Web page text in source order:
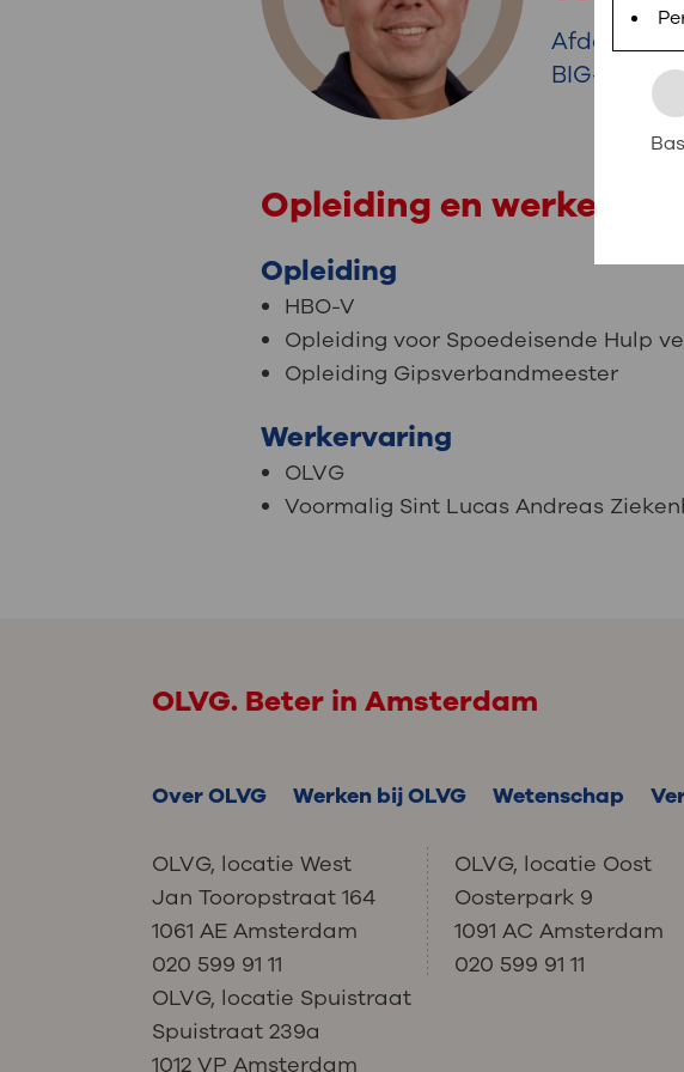
Uw bezoek aan
Uw verblijf in OLVG
Werken bij OLVG
Contact
steeds verder uit, zodat u zelf meer digitaal kunt
we u sneller helpen.
Direct naar MijnOLVG
Afdeling:
BIG-
Opleiding en
Opleiding
HBO-V
Opleiding voor Spoedeisende Hulp
Opleiding Gipsverbandmeester
Werkervaring
OLVG
Voormalig Sint Lucas Andreas
OLVG. Beter in Amsterdam
Over OLVG Werken bij OLVG Wetenschap
OLVG, locatie West
Jan Tooropstraat 164
1061 AE Amsterdam
020 599 91 11
OLVG, locatie Oost
Oosterpark 9
1091 AC Amsterdam
020 599 91 11
OLVG, locatie Spuistraat
Spuistraat 239a
1012 VP Amsterdam